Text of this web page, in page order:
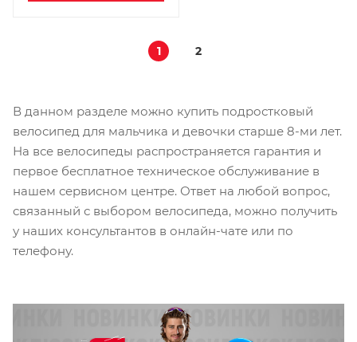
1 2
В данном разделе можно купить подростковый
велосипед для мальчика и девочки старше 8-ми лет.
На все велосипеды распространяется гарантия и
первое бесплатное техническое обслуживание в
нашем сервисном центре. Ответ на любой вопрос,
связанный с выбором велосипеда, можно получить
у наших консультантов в онлайн-чате или по
телефону.